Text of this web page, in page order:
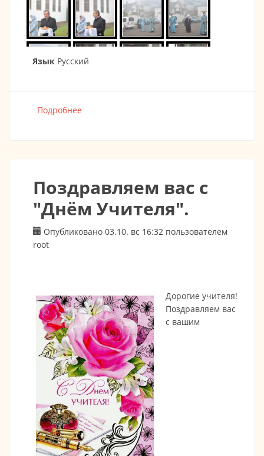
Язык Русский
Подробнее
Поздравляем вас с
"Днём Учителя".
Опубликовано 03.10. вс 16:32 пользователем
root
Дорогие учителя!
Поздравляем вас
с вашим